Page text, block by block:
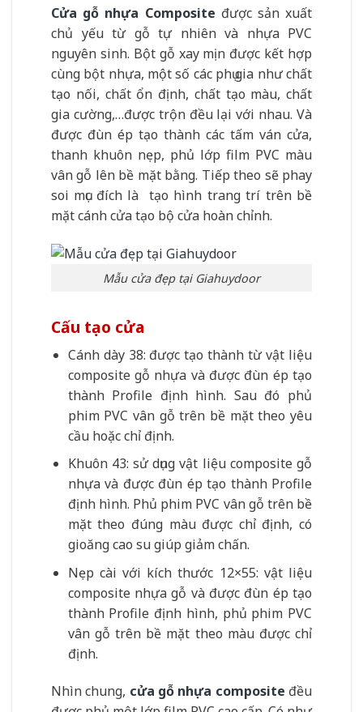
Cửa gỗ nhựa Composite được sản xuất
chủ yếu từ gỗ tự nhiên và nhựa PVC
nguyên sinh. Bột gỗ xay mịn được kết hợp
cùng bột nhựa, một số các phụ gia như chất
tạo nối, chất ổn định, chất tạo màu, chất
gia cường,…được trộn đều lại với nhau. Và
được đùn ép tạo thành các tấm ván cửa,
thanh khuôn nẹp, phủ lớp film PVC màu
vân gỗ lên bề mặt bằng. Tiếp theo sẽ phay
soi mục đích là tạo hình trang trí trên bề
mặt cánh cửa tạo bộ cửa hoàn chỉnh.
Mẫu cửa đẹp tại Giahuydoor
Cấu tạo cửa
Cánh dày 38: được tạo thành từ vật liệu
composite gỗ nhựa và được đùn ép tạo
thành Profile định hình. Sau đó phủ
phim PVC vân gỗ trên bề mặt theo yêu
cầu hoặc chỉ định.
Khuôn 43: sử dụng vật liệu composite gỗ
nhựa và được đùn ép tạo thành Profile
định hình. Phủ phim PVC vân gỗ trên bề
mặt theo đúng màu được chỉ định, có
gioăng cao su giúp giảm chấn.
Nẹp cài với kích thước 12×55: vật liệu
composite nhựa gỗ và được đùn ép tạo
thành Profile định hình, phủ phim PVC
vân gỗ trên bề mặt theo màu được chỉ
định.
Nhìn chung, cửa gỗ nhựa composite đều